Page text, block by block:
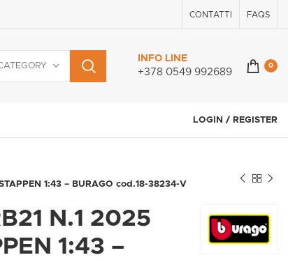
CONTATTI FAQS
INFO LINE
+378 0549 992689
0
LOGIN / REGISTER
1:43 – BURAGO cod.18-38234-V
N.1 2025
1:43 –